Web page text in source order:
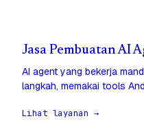
Jasa Pembuatan AI
AI agent yang bekerja
langkah, memakai tools
Lihat layanan →